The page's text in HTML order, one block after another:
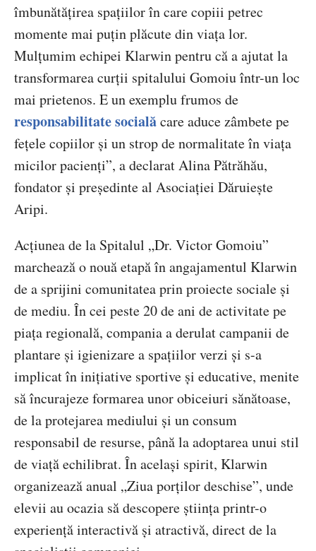
îmbunătățirea spațiilor în care copiii petrec
momente mai puțin plăcute din viața lor.
Mulțumim echipei Klarwin pentru că a ajutat la
transformarea curții spitalului Gomoiu într-un loc
mai prietenos. E un exemplu frumos de
responsabilitate socialăcare aduce zâmbete pe
fețele copiilor și un strop de normalitate în viața
micilor pacienți”, a declarat Alina Pătrăhău,
fondator și președinte al Asociației Dăruiește
Aripi.
Acțiunea de la Spitalul „Dr. Victor Gomoiu”
marchează o nouă etapă în angajamentul Klarwin
de a sprijini comunitatea prin proiecte sociale și
de mediu. În cei peste 20 de ani de activitate pe
piața regională, compania a derulat campanii de
plantare și igienizare a spațiilor verzi și s-a
implicat în inițiative sportive și educative, menite
să încurajeze formarea unor obiceiuri sănătoase,
de la protejarea mediului și un consum
responsabil de resurse, până la adoptarea unui stil
de viață echilibrat. În același spirit, Klarwin
organizează anual „Ziua porților deschise”, unde
elevii au ocazia să descopere știința printr-o
experiență interactivă și atractivă, direct de la